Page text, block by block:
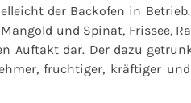
der Backofen in Betrieb.
und Spinat, Frissee,
Auftakt dar. Der dazu
fruchtiger, kräftiger